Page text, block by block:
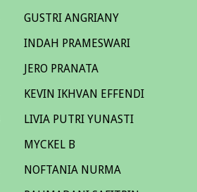
GUSTRI ANGRIANY
INDAH PRAMESWARI
JERO PRANATA
KEVIN IKHVAN EFFENDI
LIVIA PUTRI YUNASTI
MYCKEL B
NOFTANIA NURMA